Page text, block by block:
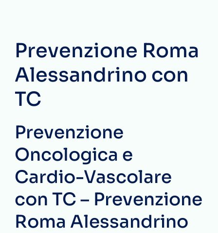
Prevenzione Roma
Alessandrino con
TC
Prevenzione
Oncologica e
Cardio-Vascolare
con TC – Prevenzione
Roma Alessandrino